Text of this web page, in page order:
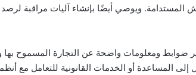
المستدامة. ويوصي أيضًا بإنشاء آليات مراقبة لرصد
ضوابط ومعلومات واضحة عن التجارة المسموح بها
المساعدة أو الخدمات القانونية للتعامل مع